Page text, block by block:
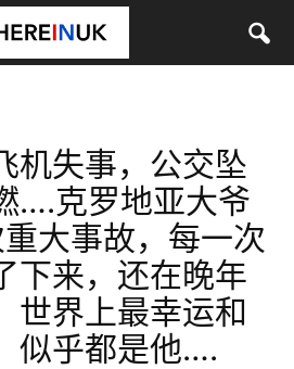
机失事，公交坠
….克罗地亚大爷
大事故，每一次
下来，还在晚年
世界上最幸运和
似乎都是他….